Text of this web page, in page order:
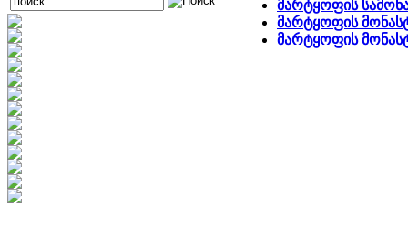
მარტყოფის
მარტყოფის
მარტყოფის